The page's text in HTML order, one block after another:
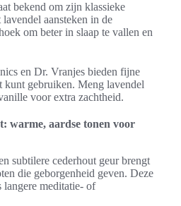
bekend om zijn klassieke
aansteken in de
om beter in slaap te vallen en
en Dr. Vranjes bieden fijne
kunt gebruiken. Meng lavendel
voor extra zachtheid.
warme, aardse tonen voor
subtilere cederhout geur brengt
die geborgenheid geven. Deze
meditatie- of